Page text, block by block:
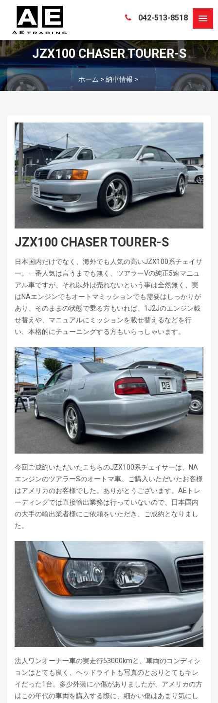
042-513-8518
JZX100 CHASER TOURER-S
ホーム > 納車情報 >
JZX100 CHASER TOURER-S
日本国内だけでなく、海外でも人気の高いJZX100系チェイサ
ー。一番人気は言うまでも無く、ツアラーVの純正5速マニュ
アル車ですが、それ以外は売れないという事は全然無く、実
はNAエンジンでもオートマミッションでも需要はしっかりが
あり、そのままの状態で乗る方もいれば、1J2Jのエンジン載
せ替えや、マニュアルにミッションを載せ替えるなどを行
い、本格的にチューニングする方もいらっしゃいます。
今回ご成約いただいたこちらのJZX100系チェイサーは、NA
エンジンのツアラーSのオートマ車。ご購入いただいたお客様
はアメリカのお客様でした。ありがとうございます。AEトレ
ーディングでは直接輸出業務は行っていないので、日本国内
の大手の輸出業者様にご依頼をいただき、ご成約となりまし
た。
法人ワンオーナー車の実走行53000kmと、車両のコンディシ
ョンはとても良く、ヘッドライトも写真のとおりとてもキレ
イだった1台。多少外装に小傷がありましたが、アメリカの方
はこの年代の車両を購入する際に、細かい傷はあまり気にし